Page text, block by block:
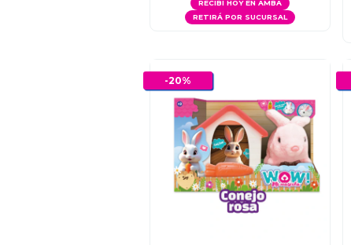
RECIBÍ HOY EN AMBA
RETIRÁ POR SUCURSAL
-20%